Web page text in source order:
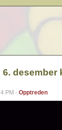
desember
PM - Opptreden